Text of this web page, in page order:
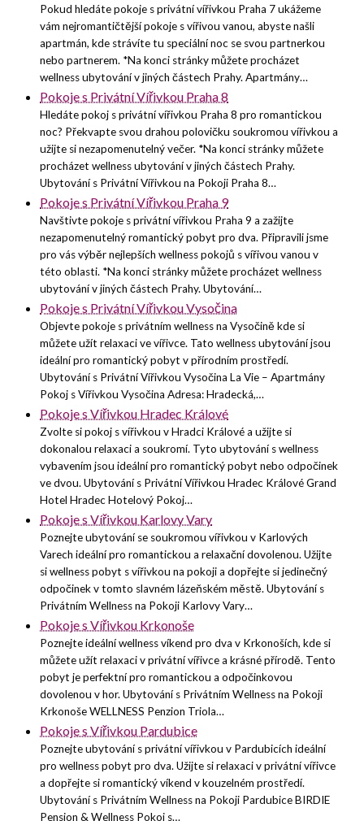
Pokud hledáte pokoje s privátní vířivkou Praha 7 ukážeme
vám nejromantičtější pokoje s vířivou vanou, abyste našli
apartmán, kde strávíte tu speciální noc se svou partnerkou
nebo partnerem. *Na konci stránky můžete procházet
wellness ubytování v jiných částech Prahy. Apartmány…
Pokoje s Privátní Vířivkou Praha 8
Hledáte pokoj s privátní vířivkou Praha 8 pro romantickou
noc? Překvapte svou drahou polovičku soukromou vířivkou a
užijte si nezapomenutelný večer. *Na konci stránky můžete
procházet wellness ubytování v jiných částech Prahy.
Ubytování s Privátní Vířivkou na Pokoji Praha 8…
Pokoje s Privátní Vířivkou Praha 9
Navštivte pokoje s privátní vířivkou Praha 9 a zažijte
nezapomenutelný romantický pobyt pro dva. Připravili jsme
pro vás výběr nejlepších wellness pokojů s vířivou vanou v
této oblasti. *Na konci stránky můžete procházet wellness
ubytování v jiných částech Prahy. Ubytování…
Pokoje s Privátní Vířivkou Vysočina
Objevte pokoje s privátním wellness na Vysočině kde si
můžete užít relaxaci ve vířivce. Tato wellness ubytování jsou
ideální pro romantický pobyt v přírodním prostředí.
Ubytování s Privátní Vířivkou Vysočina La Vie – Apartmány
Pokoj s Vířivkou Vysočina Adresa: Hradecká,…
Pokoje s Vířivkou Hradec Králové
Zvolte si pokoj s vířivkou v Hradci Králové a užijte si
dokonalou relaxaci a soukromí. Tyto ubytování s wellness
vybavením jsou ideální pro romantický pobyt nebo odpočinek
ve dvou. Ubytování s Privátní Vířivkou Hradec Králové Grand
Hotel Hradec Hotelový Pokoj…
Pokoje s Vířivkou Karlovy Vary
Poznejte ubytování se soukromou vířivkou v Karlových
Varech ideální pro romantickou a relaxační dovolenou. Užijte
si wellness pobyt s vířivkou na pokoji a dopřejte si jedinečný
odpočinek v tomto slavném lázeňském městě. Ubytování s
Privátním Wellness na Pokoji Karlovy Vary…
Pokoje s Vířivkou Krkonoše
Poznejte ideální wellness víkend pro dva v Krkonoších, kde si
můžete užít relaxaci v privátní vířivce a krásné přírodě. Tento
pobyt je perfektní pro romantickou a odpočinkovou
dovolenou v hor. Ubytování s Privátním Wellness na Pokoji
Krkonoše WELLNESS Penzion Triola…
Pokoje s Vířivkou Pardubice
Poznejte ubytování s privátní vířivkou v Pardubicích ideální
pro wellness pobyt pro dva. Užijte si relaxaci v privátní vířivce
a dopřejte si romantický víkend v kouzelném prostředí.
Ubytování s Privátním Wellness na Pokoji Pardubice BIRDIE
Pension & Wellness Pokoj s…